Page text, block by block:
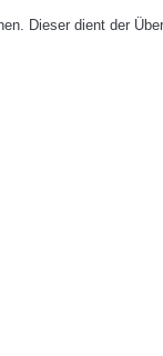
Dieser dient der